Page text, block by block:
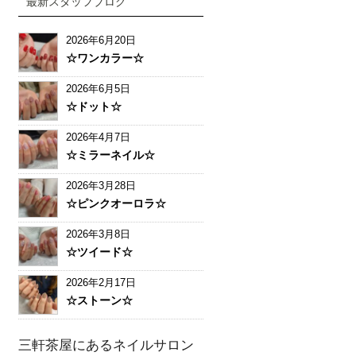
2026年6月20日
☆ワンカラー☆
2026年6月5日
☆ドット☆
2026年4月7日
☆ミラーネイル☆
2026年3月28日
☆ピンクオーロラ☆
2026年3月8日
☆ツイード☆
2026年2月17日
☆ストーン☆
三軒茶屋にあるネイルサロン